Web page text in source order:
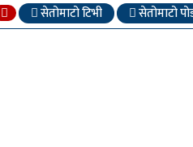
सेतोमाटो टिभी सेतोमाटो